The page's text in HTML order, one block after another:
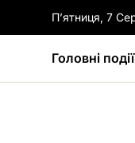
П’ятниця, 7
Головні події